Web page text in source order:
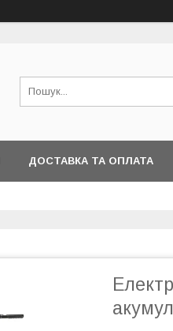
ДОСТАВКА ТА ОПЛАТА